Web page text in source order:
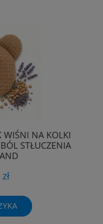
WIŚNI NA KOLKI
STŁUCZENIA